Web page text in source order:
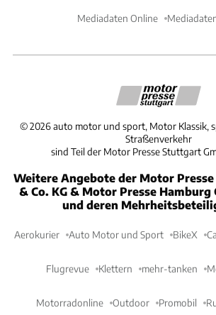
Mediadaten Online
©2026 auto motor und sport, Motor Klassik,
Straßenverkehr
sind Teil der Motor Presse Stuttgart
Weitere Angebote der Motor
& Co. KG & Motor Presse Hamburg
und deren
Aerokurier Auto Motor und Sport BikeX
Flugrevue Klettern mehr-tanken
Motorradonline Outdoor Promobil